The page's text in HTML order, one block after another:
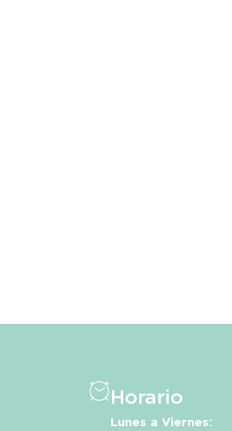
Horario
Lunes a Viernes: